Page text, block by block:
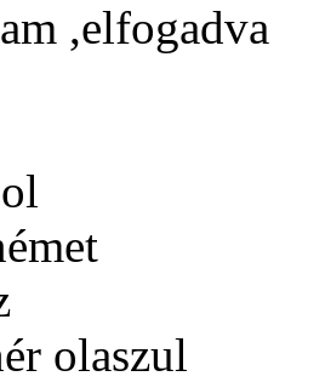
,elfogadva
olaszul